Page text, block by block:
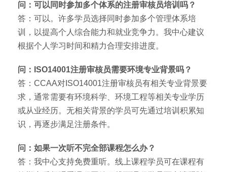
问：可以同时参加多个体系的注册审核员培训吗？
答：可以。许多学员选择同时参加多个管理体系培
训，以提高个人综合能力和就业竞争力。我中心建议
根据个人学习时间和精力合理安排进度。
问：ISO14001注册审核员需要环境专业背景吗？
答：CCAA对ISO14001注册审核员有相关专业背景要
求，通常需要有环境科学、环境工程等相关专业学历
或从业经历。无相关背景的学员可先通过培训积累知
识，再逐步满足注册条件。
问：如果一次听不完全部课程怎么办？
答：我中心支持免费重听。线上课程学员可在课程有